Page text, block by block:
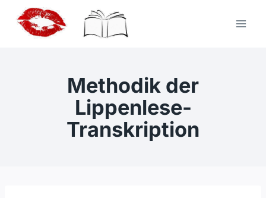
Inhalt
springen
Methodik der
Lippenlese-
Transkription